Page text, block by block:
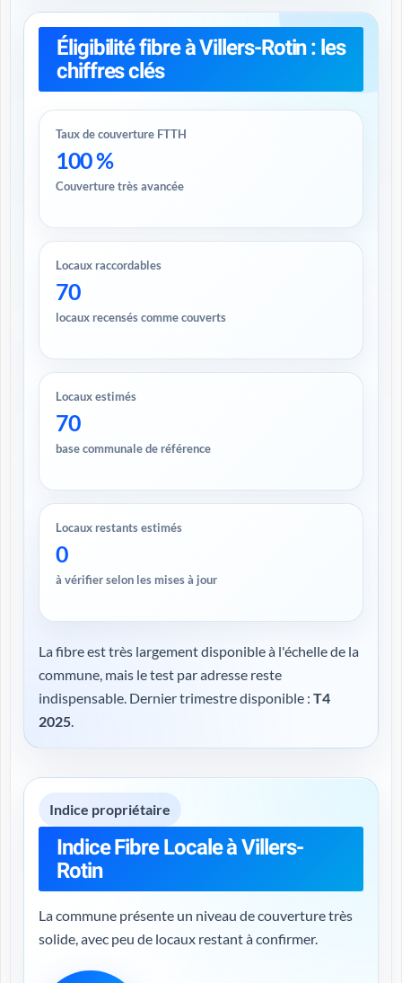
Éligibilité fibre à Villers-Rotin : les
chiffres clés
Taux de couverture FTTH
100 %
Couverture très avancée
Locaux raccordables
70
locaux recensés comme couverts
Locaux estimés
70
base communale de référence
Locaux restants estimés
0
à vérifier selon les mises à jour
La fibre est très largement disponible à l'échelle de la
commune, mais le test par adresse reste
indispensable. Dernier trimestre disponible : T4
2025.
Indice propriétaire
Indice Fibre Locale à Villers-
Rotin
La commune présente un niveau de couverture très
solide, avec peu de locaux restant à confirmer.